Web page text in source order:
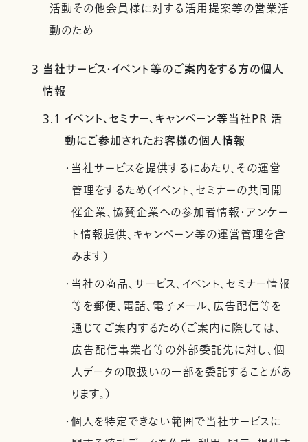
活動その他会員様に対する活用提案等の営業活
動のため
3 当社サービス・イベント等のご案内をする方の個人
情報
3.1 イベント、セミナー、キャンペーン等当社PR 活
動にご参加されたお客様の個人情報
・当社サービスを提供するにあたり、その運営
管理をするため（イベント、セミナーの共同開
催企業、協賛企業への参加者情報・アンケー
ト情報提供、キャンペーン等の運営管理を含
みます）
・当社の商品、サービス、イベント、セミナー情報
等を郵便、電話、電子メール、広告配信等を
通じてご案内するため（ご案内に際しては、
広告配信事業者等の外部委託先に対し、個
人データの取扱いの一部を委託することがあ
ります。）
・個人を特定できない範囲で当社サービスに